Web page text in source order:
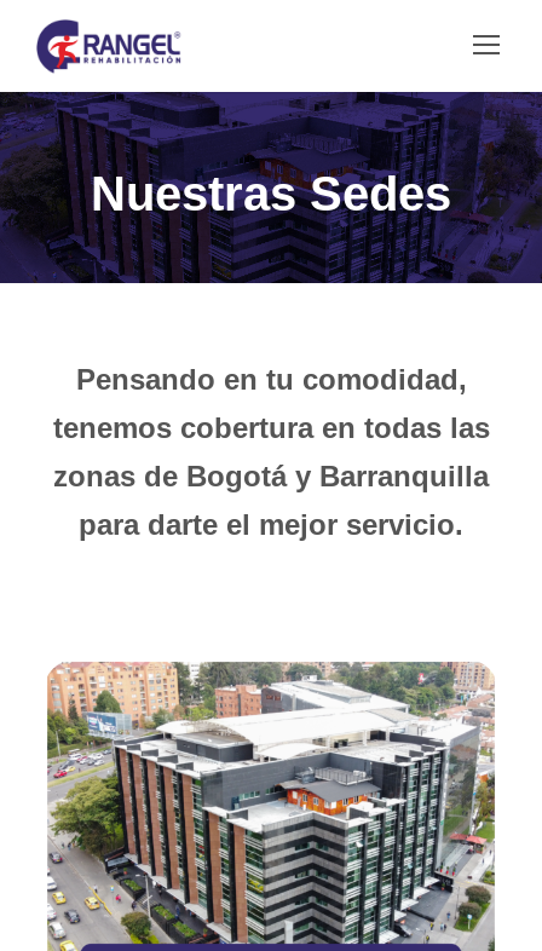
Nuestras Sedes
Pensando en tu comodidad,
tenemos cobertura en todas las
zonas de Bogotá y Barranquilla
para darte el mejor servicio.